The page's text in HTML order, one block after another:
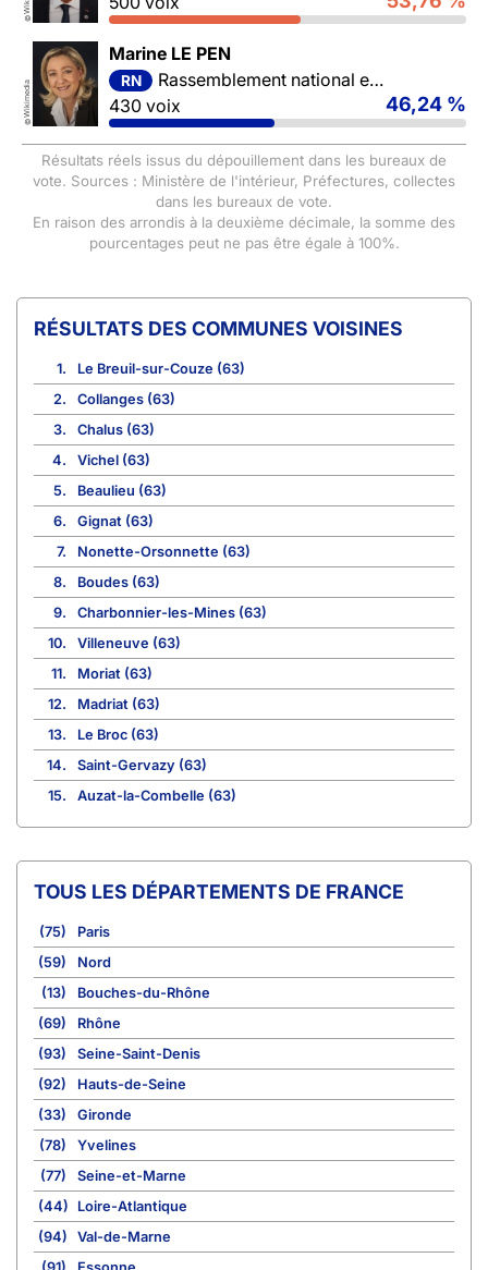
©
©
Wikimedia
Marine LE PEN
RN
Rassemblement national et ses alliés
430 voix
46,24 %
Résultats réels issus du dépouillement dans les bureaux de
vote. Sources : Ministère de l'intérieur, Préfectures, collectes
dans les bureaux de vote.
En raison des arrondis à la deuxième décimale, la somme des
pourcentages peut ne pas être égale à 100%.
COMMUNES VOISINES
1.
Le Breuil-sur-Couze (63)
2.
Collanges (63)
3.
Chalus (63)
4.
Vichel (63)
5.
Beaulieu (63)
6.
Gignat (63)
7.
Nonette-Orsonnette (63)
8.
Boudes (63)
9.
Charbonnier-les-Mines (63)
10.
Villeneuve (63)
11.
Moriat (63)
12.
Madriat (63)
13.
Le Broc (63)
14.
Saint-Gervazy (63)
15.
Auzat-la-Combelle (63)
TOUS LES DÉPARTEMENTS DE FRANCE
(75)
Paris
(59)
Nord
(13)
Bouches-du-Rhône
(69)
Rhône
(93)
Seine-Saint-Denis
(92)
Hauts-de-Seine
(33)
Gironde
(78)
Yvelines
(77)
Seine-et-Marne
(44)
Loire-Atlantique
(94)
Val-de-Marne